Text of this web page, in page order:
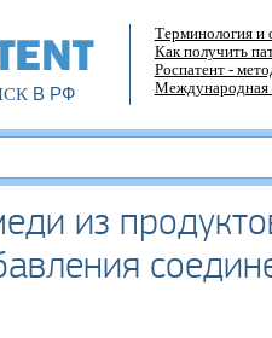
В РФ
Терминология и
Как получить
Роспатент -
Международная
из